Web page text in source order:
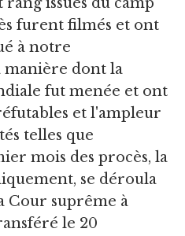
furent filmés et ont
à notre
manière dont la
fut menée et ont
et l'ampleur
telles que
mois des procès, la
se déroula
Cour suprême à
le 20